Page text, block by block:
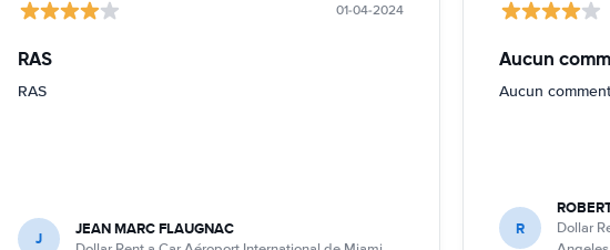
01-04-2024
RAS
RAS
J JEAN MARC FLAUGNAC
Aucun
Aucun
R
Dollar